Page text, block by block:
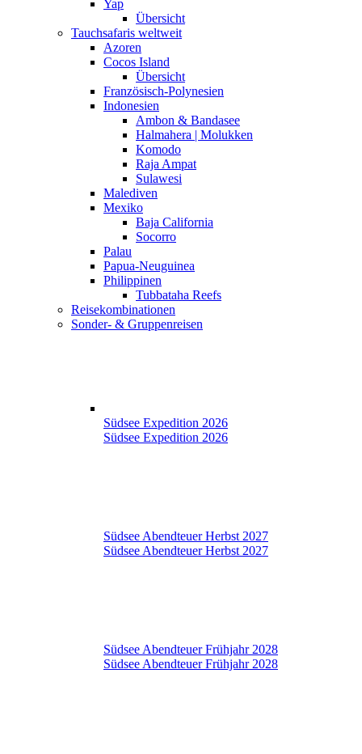
Yap
Übersicht
Tauchsafaris weltweit
Azoren
Cocos Island
Übersicht
Französisch-Polynesien
Indonesien
Ambon & Bandasee
Halmahera | Molukken
Komodo
Raja Ampat
Sulawesi
Malediven
Mexiko
Baja California
Socorro
Palau
Papua-Neuguinea
Philippinen
Tubbataha Reefs
Reisekombinationen
Sonder- & Gruppenreisen
Südsee Expedition 2026
Südsee Expedition 2026
Südsee Abendteuer Herbst 2027
Südsee Abendteuer Herbst 2027
Südsee Abendteuer Frühjahr 2028
Südsee Abendteuer Frühjahr 2028